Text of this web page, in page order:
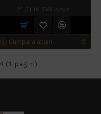
21,51 lei TVA inclus
Cumpara acum
(1 pagini)